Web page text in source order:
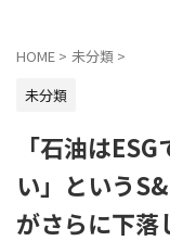
HOME > 未分類 >
未分類
「石油は
い」という
がさらに下落